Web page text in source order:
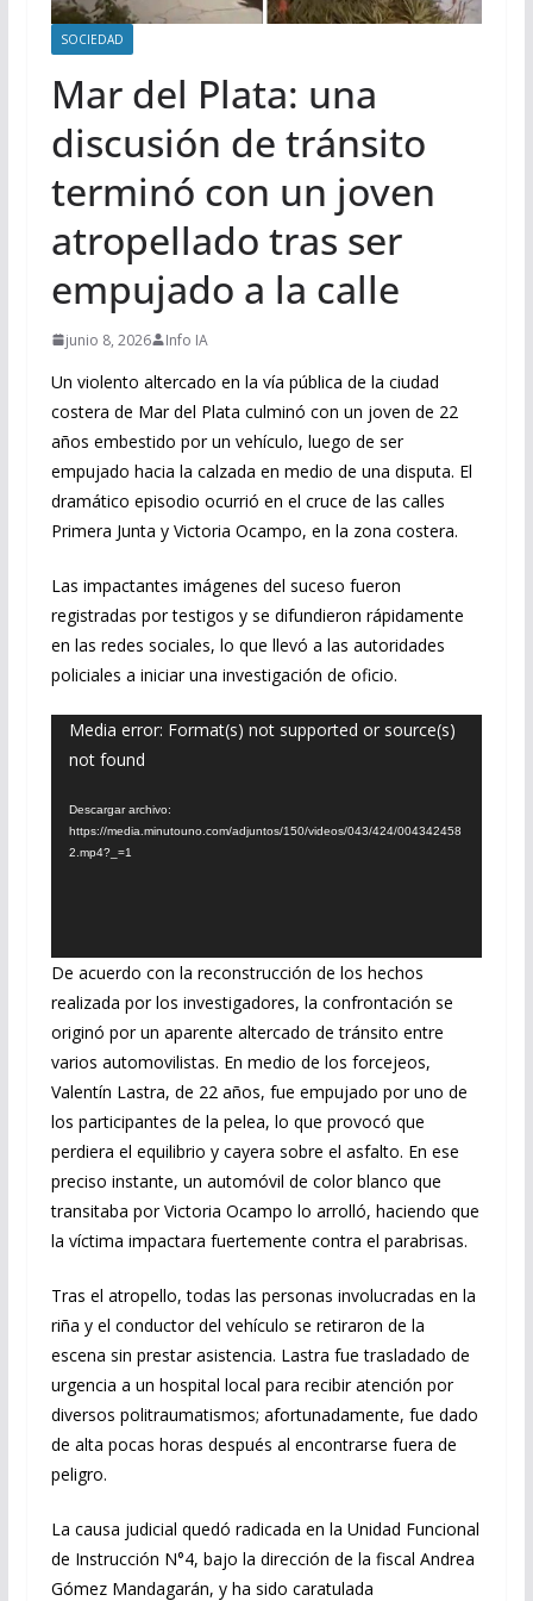
SOCIEDAD
Mar del Plata: una
discusión de tránsito
terminó con un joven
atropellado tras ser
empujado a la calle
junio 8, 2026 Info IA
Un violento altercado en la vía pública de la ciudad
costera de Mar del Plata culminó con un joven de 22
años embestido por un vehículo, luego de ser
empujado hacia la calzada en medio de una disputa. El
dramático episodio ocurrió en el cruce de las calles
Primera Junta y Victoria Ocampo, en la zona costera.
Las impactantes imágenes del suceso fueron
registradas por testigos y se difundieron rápidamente
en las redes sociales, lo que llevó a las autoridades
policiales a iniciar una investigación de oficio.
Reproductor
de
Media error: Format(s) not supported or source(s)
not found
Descargar archivo:
https://media.minutouno.com/adjuntos/150/videos/043/424/004342458
2.mp4?_=1
De acuerdo con la reconstrucción de los hechos
realizada por los investigadores, la confrontación se
originó por un aparente altercado de tránsito entre
varios automovilistas. En medio de los forcejeos,
Valentín Lastra, de 22 años, fue empujado por uno de
los participantes de la pelea, lo que provocó que
perdiera el equilibrio y cayera sobre el asfalto. En ese
preciso instante, un automóvil de color blanco que
transitaba por Victoria Ocampo lo arrolló, haciendo que
la víctima impactara fuertemente contra el parabrisas.
Tras el atropello, todas las personas involucradas en la
riña y el conductor del vehículo se retiraron de la
escena sin prestar asistencia. Lastra fue trasladado de
urgencia a un hospital local para recibir atención por
diversos politraumatismos; afortunadamente, fue dado
de alta pocas horas después al encontrarse fuera de
peligro.
La causa judicial quedó radicada en la Unidad Funcional
de Instrucción N°4, bajo la dirección de la fiscal Andrea
Gómez Mandagarán, y ha sido caratulada